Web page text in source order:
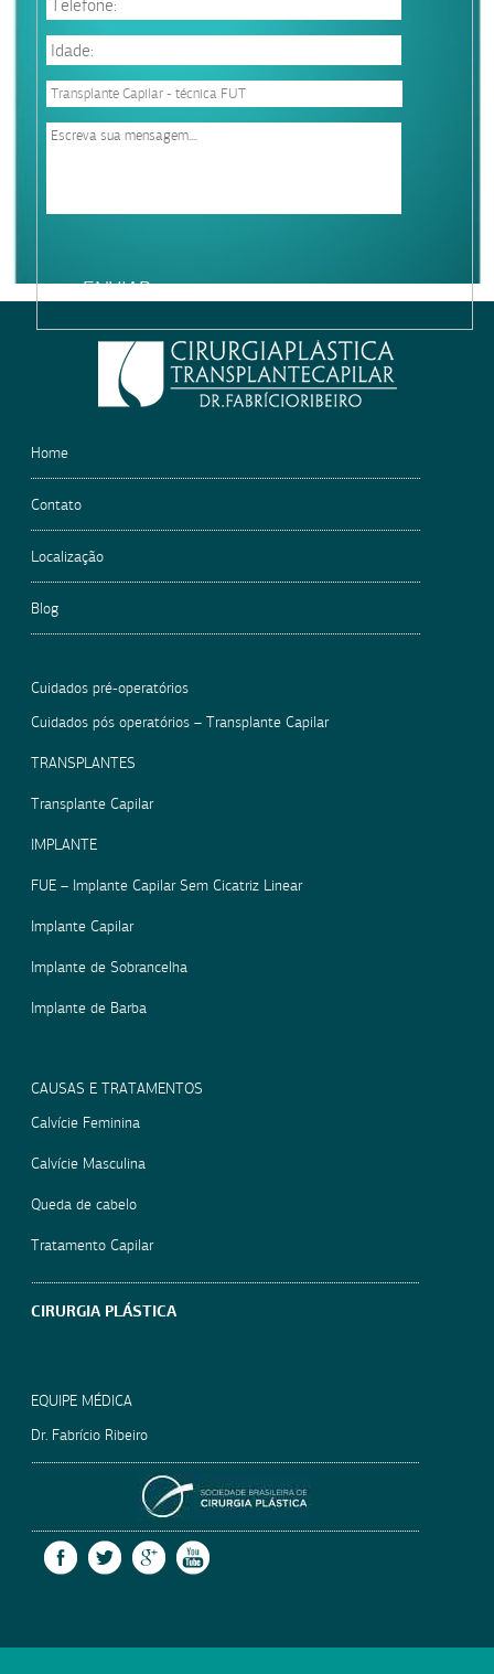
leave
Home
Contato
Localização
Blog
Cuidados pré-operatórios
Cuidados pós operatórios – Transplante Capilar
TRANSPLANTES
Transplante Capilar
IMPLANTE
FUE – Implante Capilar Sem Cicatriz Linear
Implante Capilar
Implante de Sobrancelha
Implante de Barba
CAUSAS E TRATAMENTOS
Calvície Feminina
Calvície Masculina
Queda de cabelo
Tratamento Capilar
CIRURGIA PLÁSTICA
EQUIPE MÉDICA
Dr. Fabrício Ribeiro
FACEBOOKTWITTERGOOGLE +